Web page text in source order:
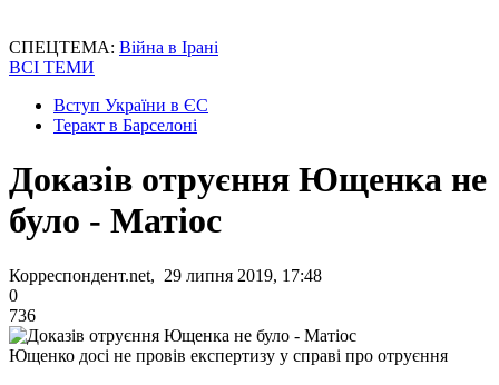
СПЕЦТЕМА: Війна в Ірані
ВСІ ТЕМИ
Вступ України в ЄС
Теракт в Барселоні
Доказів отруєння Ющенка не
було - Матіос
Корреспондент.net, 29 липня 2019, 17:48
0
736
Ющенко досі не провів експертизу у справі про отруєння